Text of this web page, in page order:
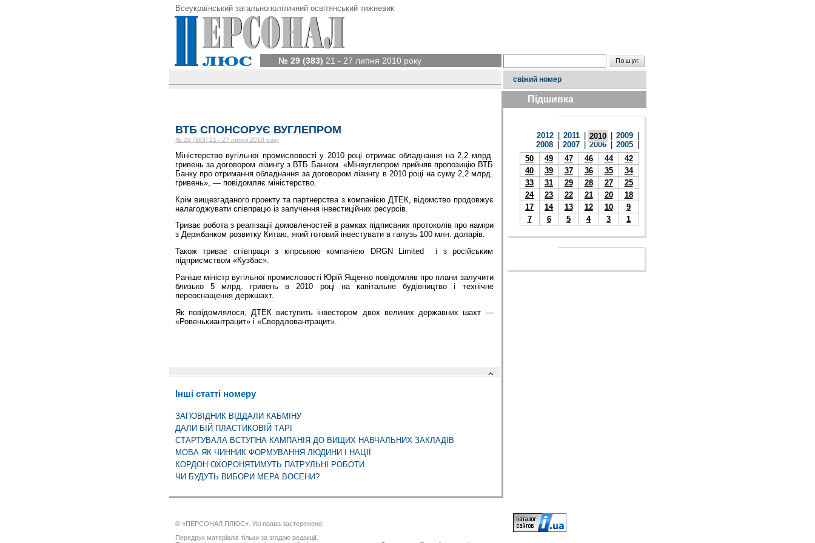
Всеукраїнський загальнополітичний освітянський тижневик
№ 29 (383) 21 - 27 липня 2010 року
свіжий номер
ВТБ СПОНСОРУЄ ВУГЛЕПРОМ
№ 29 (383) 21 - 27 липня 2010 року
Міністерство вугільної промисловості у 2010 році отримає обладнання на 2,2 млрд.
гривень за договором лізингу з ВТБ Банком. «Мінвуглепром прийняв пропозицію ВТБ
Банку про отримання обладнання за договором лізингу в 2010 році на суму 2,2 млрд.
гривень», — повідомляє міністерство.
Крім вищезгаданого проекту та партнерства з компанією ДТЕК, відомство продовжує
налагоджувати співпрацю із залучення інвестиційних ресурсів.
Триває робота з реалізації домовленостей в рамках підписаних протоколів про наміри
з Держбанком розвитку Китаю, який готовий інвестувати в галузь 100 млн. доларів.
Також триває співпраця з кіпрською компанією DRGN Limited і з російським
підприємством «Кузбас».
Раніше міністр вугільної промисловості Юрій Ященко повідомляв про плани залучити
близько 5 млрд. гривень в 2010 році на капітальне будівництво і технічне
переоснащення держшахт.
Як повідомлялося, ДТЕК виступить інвестором двох великих державних шахт —
«Ровенькиантрацит» і «Свердловантрацит».
Інші статті номеру
ЗАПОВІДНИК ВІДДАЛИ КАБМІНУ
ДАЛИ БІЙ ПЛАСТИКОВІЙ ТАРІ
СТАРТУВАЛА ВСТУПНА КАМПАНІЯ ДО ВИЩИХ НАВЧАЛЬНИХ ЗАКЛАДІВ
МОВА ЯК ЧИННИК ФОРМУВАННЯ ЛЮДИНИ І НАЦІЇ
КОРДОН ОХОРОНЯТИМУТЬ ПАТРУЛЬНІ РОБОТИ
ЧИ БУДУТЬ ВИБОРИ МЕРА ВОСЕНИ?
Підшивка
2012 2011 2010 2009
2008
2007 2006 2005
50
49 47 46 44
42
40
39 37 36 35
34
33
31 29 28 27
25
24
23 22 21 20
18
17
14 13 12 10
9
7
6 5 4 3 1
© «ПЕРСОНАЛ ПЛЮС». Усі права застережено.
Передрук матеріалів тільки за згодою редакції.